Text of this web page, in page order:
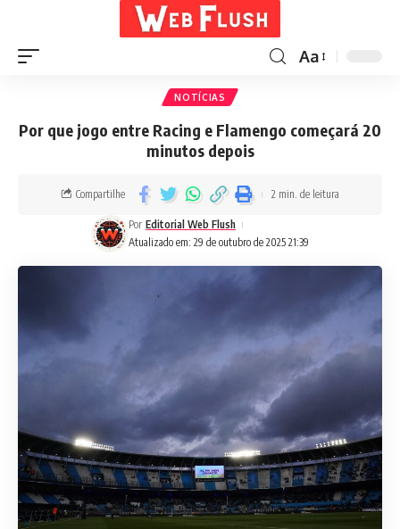
Aa
NOTÍCIAS
Por que jogo entre Racing e Flamengo começará 20
minutos depois
Atualizado em: 29 de outubro de 2025 21:39
Por Editorial Web Flush
Compartilhe 2 min. de leitura